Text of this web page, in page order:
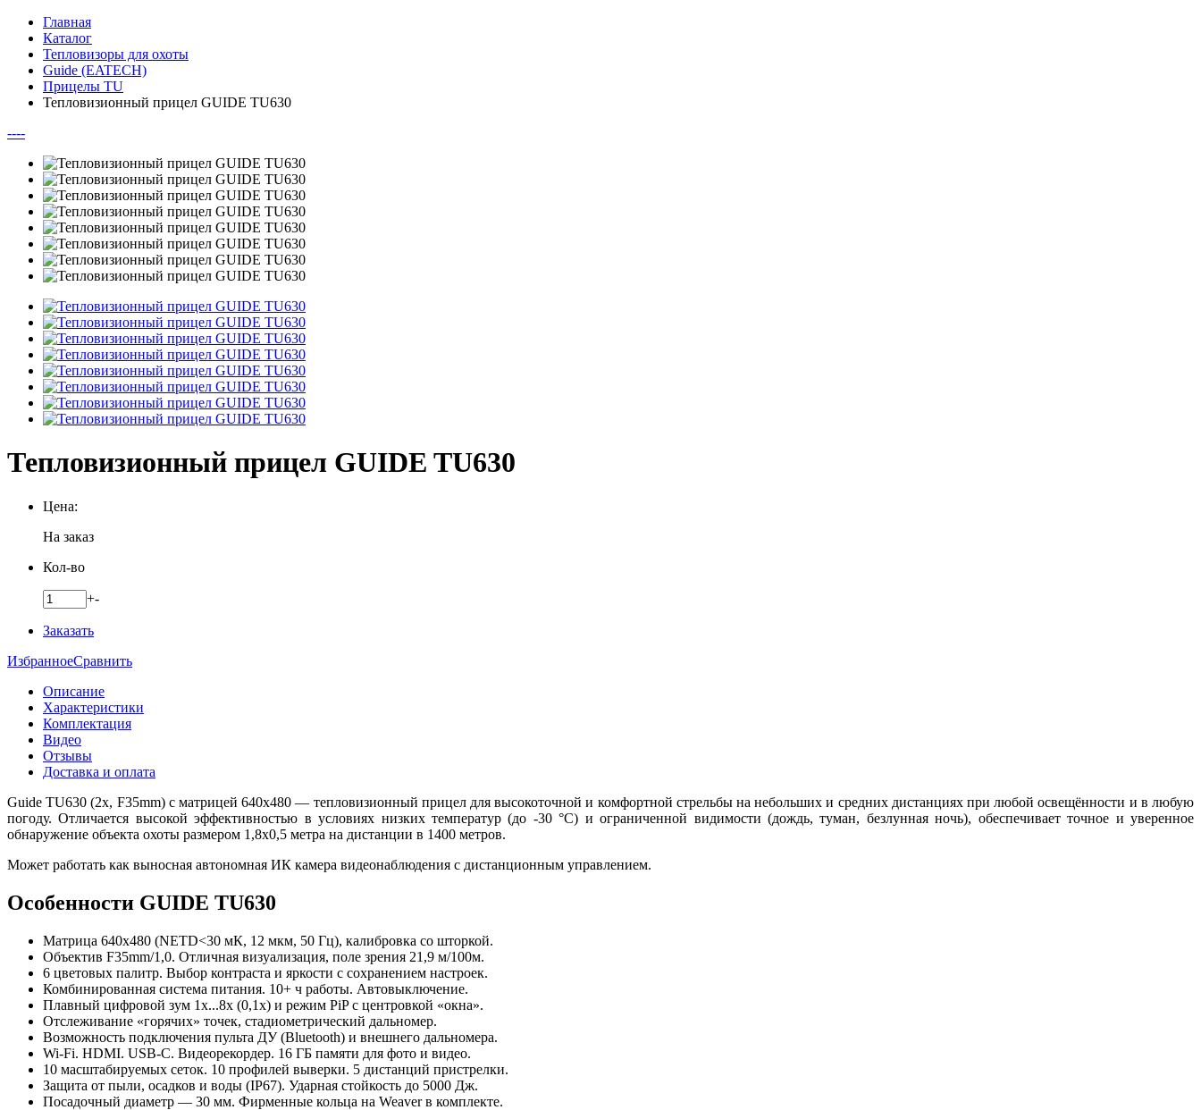
Главная
Каталог
Тепловизоры для охоты
Guide (EATECH)
Прицелы TU
Тепловизионный прицел GUIDE TU630
----
Тепловизионный прицел GUIDE TU630
Цена:
На заказ
Кол-во
+-
Заказать
ИзбранноеСравнить
Описание
Характеристики
Комплектация
Видео
Отзывы
Доставка и оплата
Guide TU630 (2x, F35mm) с матрицей 640x480 — тепловизионный прицел для высокоточной и комфортной стрельбы на небольших и средних дистанциях при любой освещённости и в любую
погоду. Отличается высокой эффективностью в условиях низких температур (до -30 °C) и ограниченной видимости (дождь, туман, безлунная ночь), обеспечивает точное и уверенное
обнаружение объекта охоты размером 1,8x0,5 метра на дистанции в 1400 метров.
Может работать как выносная автономная ИК камера видеонаблюдения с дистанционным управлением.
Особенности GUIDE TU630
Матрица 640x480 (NETD<30 мК, 12 мкм, 50 Гц), калибровка со шторкой.
Объектив F35mm/1,0. Отличная визуализация, поле зрения 21,9 м/100м.
6 цветовых палитр. Выбор контраста и яркости с сохранением настроек.
Комбинированная система питания. 10+ ч работы. Автовыключение.
Плавный цифровой зум 1x...8x (0,1x) и режим PiP с центровкой «окна».
Отслеживание «горячих» точек, стадиометрический дальномер.
Возможность подключения пульта ДУ (Bluetooth) и внешнего дальномера.
Wi-Fi. HDMI. USB-C. Видеорекордер. 16 ГБ памяти для фото и видео.
10 масштабируемых сеток. 10 профилей выверки. 5 дистанций пристрелки.
Защита от пыли, осадков и воды (IP67). Ударная стойкость до 5000 Дж.
Посадочный диаметр — 30 мм. Фирменные кольца на Weaver в комплекте.